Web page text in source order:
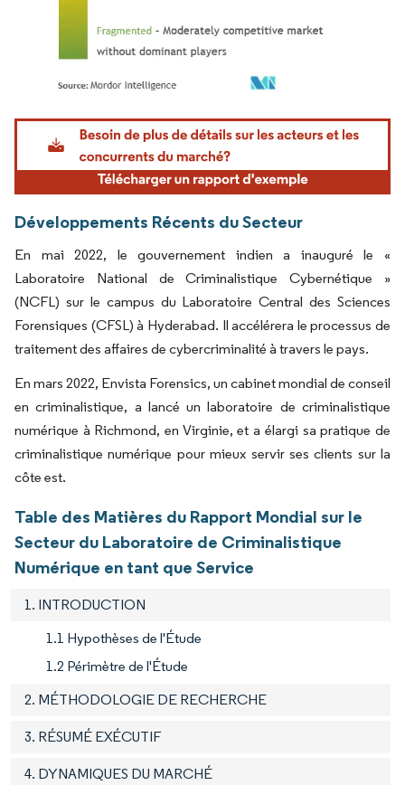
Image © Mordor Intelligence. La réutilisation nécessite une attribution sous CC BY
Développements Récents du Secteur
En mai 2022, le gouvernement indien a inauguré le «
Laboratoire National de Criminalistique Cybernétique »
(NCFL) sur le campus du Laboratoire Central des Sciences
Forensiques (CFSL) à Hyderabad. Il accélérera le processus de
traitement des affaires de cybercriminalité à travers le pays.
En mars 2022, Envista Forensics, un cabinet mondial de conseil
en criminalistique, a lancé un laboratoire de criminalistique
numérique à Richmond, en Virginie, et a élargi sa pratique de
criminalistique numérique pour mieux servir ses clients sur la
côte est.
Table des Matières du Rapport Mondial sur le
Secteur du Laboratoire de Criminalistique
Numérique en tant que Service
1. INTRODUCTION
1.1 Hypothèses de l'Étude
1.2 Périmètre de l'Étude
2. MÉTHODOLOGIE DE RECHERCHE
3. RÉSUMÉ EXÉCUTIF
4. DYNAMIQUES DU MARCHÉ